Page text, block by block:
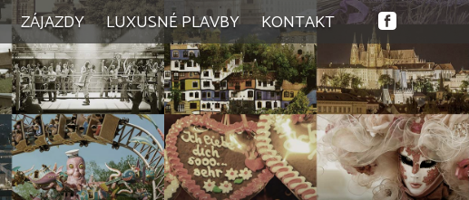
ZÁJAZDY
Všetky zájazdy
Wellness zájazdy
Víkendové zájazdy
LUXUSNÉ PLAVBY KONTAKT